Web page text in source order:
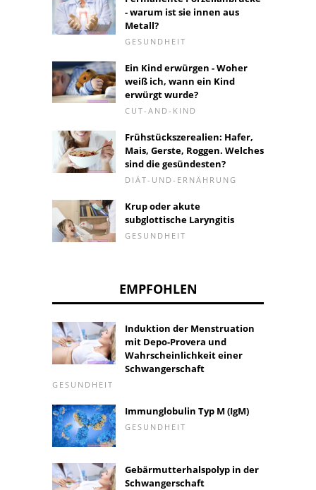
- warum ist sie innen aus
Metall?
GESUNDHEIT
Ein Kind erwürgen - Woher
weiß ich, wann ein Kind
erwürgt wurde?
CUT-AND-KIND
Frühstückszerealien: Hafer,
Mais, Gerste, Roggen. Welches
sind die gesündesten?
DIÄT-UND-ERNÄHRUNG
Krup oder akute
subglottische Laryngitis
GESUNDHEIT
EMPFOHLEN
Induktion der Menstruation
mit Depo-Provera und
Wahrscheinlichkeit einer
Schwangerschaft
GESUNDHEIT
Immunglobulin Typ M (IgM)
GESUNDHEIT
Gebärmutterhalspolyp in der
Schwangerschaft